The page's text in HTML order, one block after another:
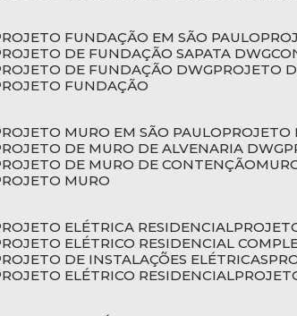
PROJETO FUNDAÇÃO EM SÃO PAULO
PROJETO DE FUNDAÇÃO SAPATA DWG
PROJETO DE FUNDAÇÃO DWG
PROJETO
PROJETO FUNDAÇÃO
PROJETO MURO EM SÃO PAULO
PROJETO DE MURO DE ALVENARIA DWG
PROJETO DE MURO DE CONTENÇÃO
PROJETO MURO
PROJETO ELÉTRICA RESIDENCIAL
PROJETO ELÉTRICO RESIDENCIAL
PROJETO DE INSTALAÇÕES ELÉTRICAS
PROJETO ELÉTRICO RESIDENCIAL